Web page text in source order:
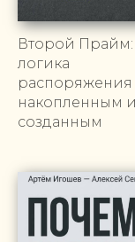
Второй Прайм:
логика
распоряжения
накопленным и
созданным